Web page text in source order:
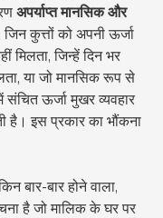
अपर्याप्त मानसिक और
कुत्तों को अपनी ऊर्जा
मिलता, जिन्हें दिन भर
या जो मानसिक रूप से
ऊर्जा मुखर व्यवहार
है। इस प्रकार का भौंकना
बार-बार होने वाला,
है जो मालिक के घर पर